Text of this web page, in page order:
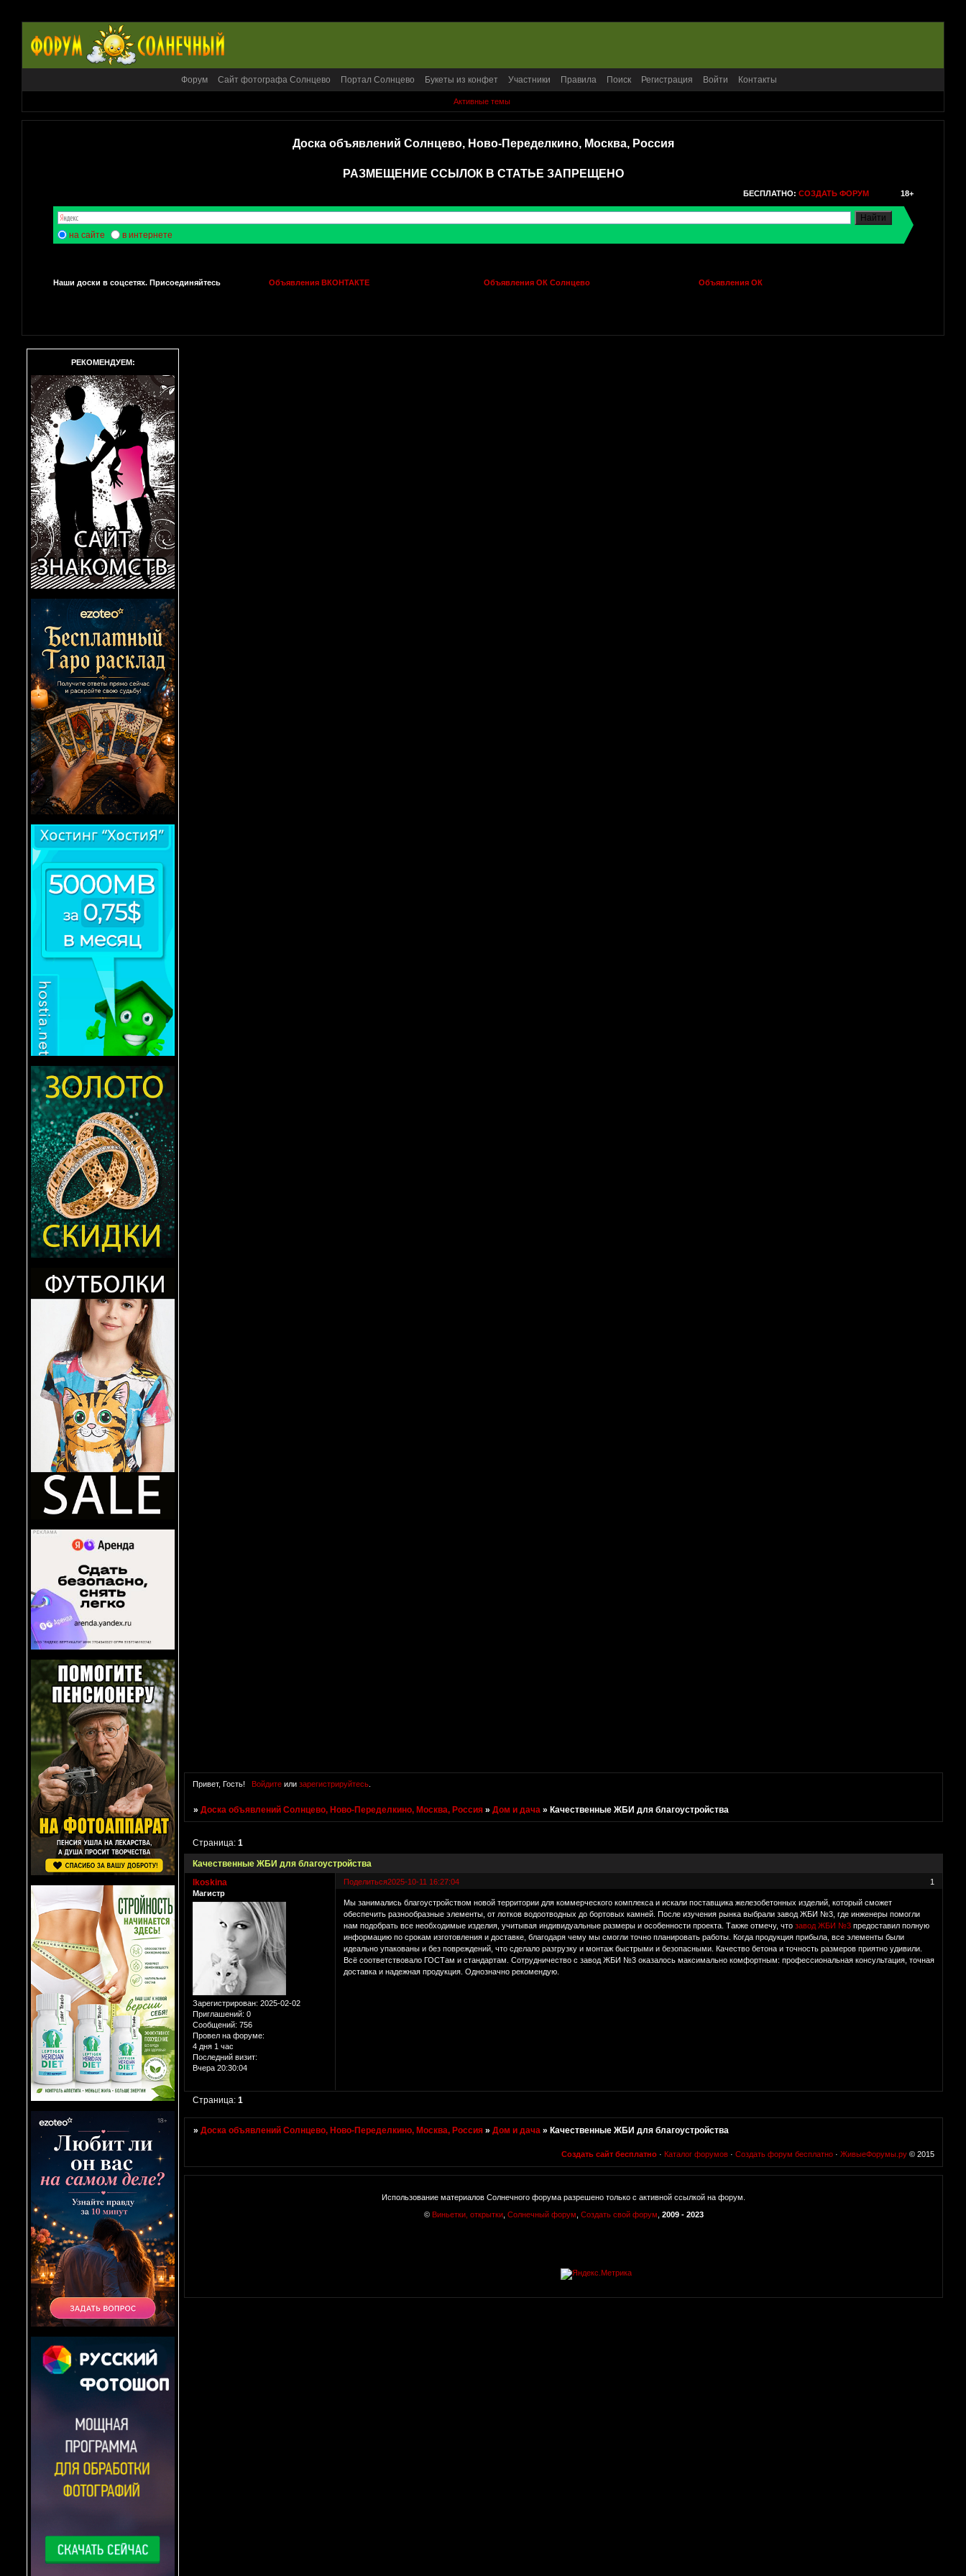
Форум Сайт фотографа Солнцево Портал Солнцево Букеты из конфет Участники Правила Поиск Регистрация Войти Контакты
Активные темы
Доска объявлений Солнцево, Ново-Переделкино, Москва, Россия
РАЗМЕЩЕНИЕ ССЫЛОК В СТАТЬЕ ЗАПРЕЩЕНО
БЕСПЛАТНО: СОЗДАТЬ ФОРУМ 18+
на сайте в интернете
Наши доски в соцсетях. Присоединяйтесь Объявления ВКОНТАКТЕ Объявления ОК Солнцево Объявления ОК
РЕКОМЕНДУЕМ:
Привет, Гость! Войдитеили зарегистрируйтесь.
»Доска объявлений Солнцево, Ново-Переделкино, Москва, Россия »Дом и дача »Качественные ЖБИ для благоустройства
Качественные ЖБИ для благоустройства
Страница:1
Поделиться 1
2025-10-11 16:27:04
lkoskina
Магистр
Зарегистрирован: 2025-02-02
Приглашений: 0
Сообщений: 756
Провел на форуме:
4 дня 1 час
Последний визит:
Вчера 20:30:04
Мы занимались благоустройством новой территории для коммерческого комплекса и искали поставщика железобетонных изделий, который сможет
обеспечить разнообразные элементы, от лотков водоотводных до бортовых камней. После изучения рынка выбрали завод ЖБИ №3, где инженеры помогли
нам подобрать все необходимые изделия, учитывая индивидуальные размеры и особенности проекта. Также отмечу, чтозавод ЖБИ №3 предоставил полную
информацию по срокам изготовления и доставке, благодаря чему мы смогли точно планировать работы. Когда продукция прибыла, все элементы были
идеально упакованы и без повреждений, что сделало разгрузку и монтаж быстрыми и безопасными. Качество бетона и точность размеров приятно удивили.
Всё соответствовало ГОСТам и стандартам. Сотрудничество с завод ЖБИ №3 оказалось максимально комфортным: профессиональная консультация, точная
доставка и надежная продукция. Однозначно рекомендую.
Страница:1
»Доска объявлений Солнцево, Ново-Переделкино, Москва, Россия »Дом и дача »Качественные ЖБИ для благоустройства
Создать сайт бесплатно · Каталог форумов · Создать форум бесплатно · ЖивыеФорумы.ру © 2015
Использование материалов Солнечного форума разрешено только с активной ссылкой на форум.
© Виньетки, открытки, Солнечный форум Создать свой форум 2009 - 2023